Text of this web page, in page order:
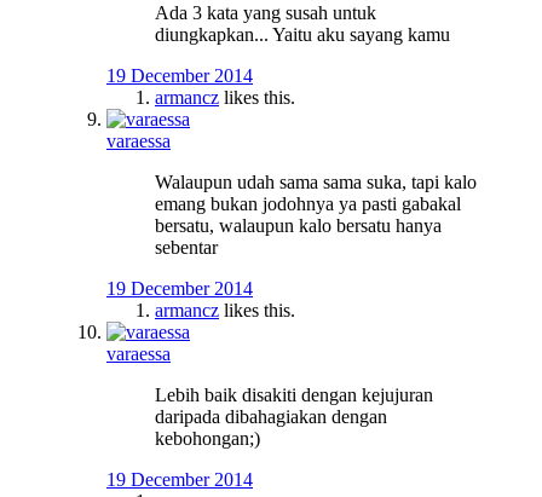
Ada 3 kata yang susah untuk
diungkapkan... Yaitu aku sayang kamu
19 December 2014
armancz likes this.
varaessa
Walaupun udah sama sama suka, tapi kalo
emang bukan jodohnya ya pasti gabakal
bersatu, walaupun kalo bersatu hanya
sebentar
19 December 2014
armancz likes this.
varaessa
Lebih baik disakiti dengan kejujuran
daripada dibahagiakan dengan
kebohongan;)
19 December 2014